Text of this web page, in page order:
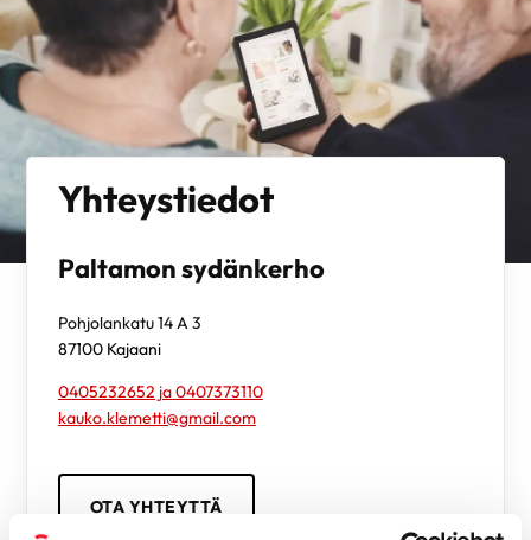
Yhteystiedot
Paltamon sydänkerho
Pohjolankatu 14 A 3
87100 Kajaani
0405232652 ja 0407373110
kauko.klemetti@gmail.com
OTA YHTEYTTÄ